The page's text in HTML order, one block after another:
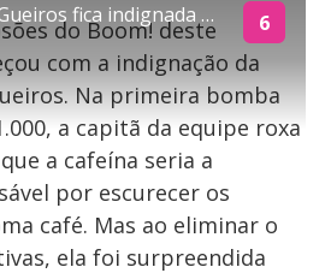
bloqueado
que está tentando assisitr é de exibição
em território brasileiro :-(
Maria Clara Gueiros fica indignada ao detonar primeira bomba sobre café no Boom! deste domingo (10) 6
do Boom! deste
com a indignação da
Na primeira bomba
a capitã da equipe roxa
a cafeína seria a
por escurecer os
café. Mas ao eliminar o
ela foi surpreendida